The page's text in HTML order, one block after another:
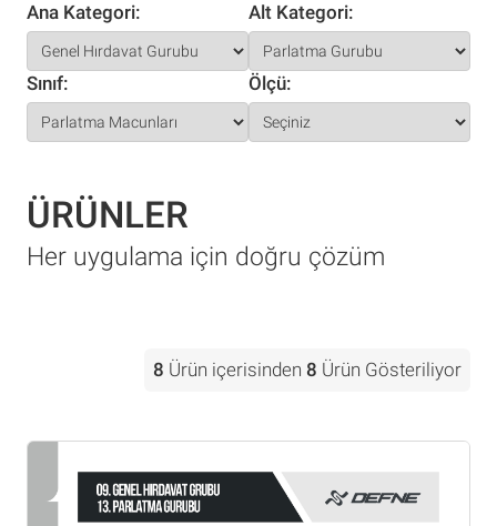
Ana Kategori: Alt Kategori:
Sınıf: Ölçü:
ÜRÜNLER
Her uygulama için doğru çözüm
8 Ürün içerisinden 8 Ürün Gösteriliyor